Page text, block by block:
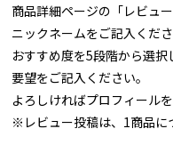
商品詳細ページの「レビュ
ニックネームをご記入くださ
おすすめ度を5段階から選
要望をご記入ください。
よろしければプロフィール
※レビュー投稿は、1商品に